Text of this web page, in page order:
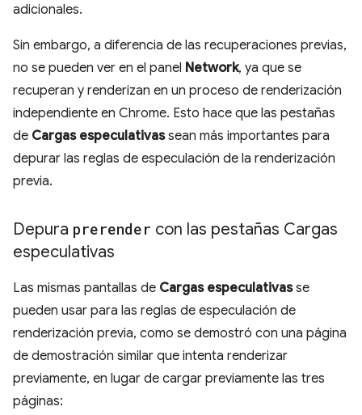
adicionales.
Sin embargo, a diferencia de las recuperaciones previas,
no se pueden ver en el panel Network, ya que se
recuperan y renderizan en un proceso de renderización
independiente en Chrome. Esto hace que las pestañas
de Cargas especulativassean más importantes para
depurar las reglas de especulación de la renderización
previa.
Depura prerender con las pestañas Cargas
especulativas
Las mismas pantallas de Cargas especulativasse
pueden usar para las reglas de especulación de
renderización previa, como se demostró con una página
de demostración similar que intenta renderizar
previamente, en lugar de cargar previamente las tres
páginas: